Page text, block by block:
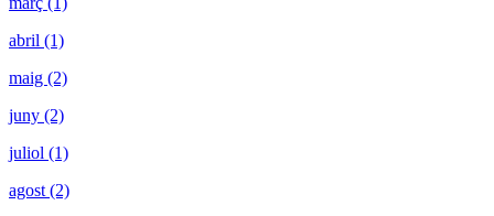
abril (1)
maig (2)
juny (2)
juliol (1)
agost (2)